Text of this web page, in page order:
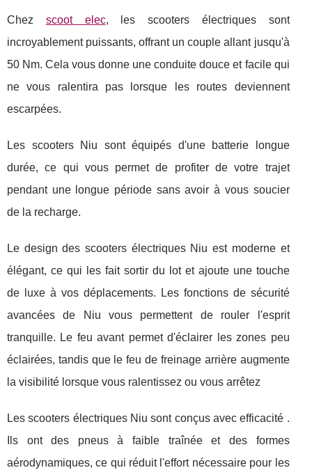
Chez scoot elec, les scooters électriques sont
incroyablement puissants, offrant un couple allant jusqu'à
50 Nm. Cela vous donne une conduite douce et facile qui
ne vous ralentira pas lorsque les routes deviennent
escarpées.
Les scooters Niu sont équipés d'une batterie longue
durée, ce qui vous permet de profiter de votre trajet
pendant une longue période sans avoir à vous soucier
de la recharge.
Le design des scooters électriques Niu est moderne et
élégant, ce qui les fait sortir du lot et ajoute une touche
de luxe à vos déplacements. Les fonctions de sécurité
avancées de Niu vous permettent de rouler l'esprit
tranquille. Le feu avant permet d'éclairer les zones peu
éclairées, tandis que le feu de freinage arrière augmente
la visibilité lorsque vous ralentissez ou vous arrêtez
Les scooters électriques Niu sont conçus avec efficacité .
Ils ont des pneus à faible traînée et des formes
aérodynamiques, ce qui réduit l'effort nécessaire pour les